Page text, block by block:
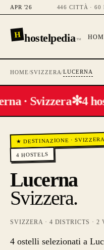
APR '26 446 CITTÀ · 60
H hostelpedia™
HOME/SVIZZERA/LUCERNA
· Svizzera✻4
★ DESTINAZIONE ·SVIZZERA
4 HOSTELS
Lucerna
Svizzera.
SVIZZERA· 4 DISTRICTS ·2
4 ostelli selezionati a